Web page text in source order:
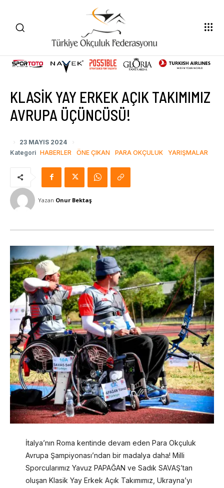
KLASİK YAY ERKEK AÇIK TAKIMIMIZ
AVRUPA ÜÇÜNCÜSÜ!
23 MAYIS 2024
Kategori HABERLER ÖNE ÇIKAN PARA OKÇULUK YARIŞMALAR
Yazan Onur Bektaş
İtalya’nın Roma kentinde devam eden Para Okçuluk
Avrupa Şampiyonası’ndan bir madalya daha! Milli
Sporcularımız Yavuz PAPAĞAN ve Sadık SAVAŞ’tan
oluşan Klasik Yay Erkek Açık Takımımız, Ukrayna’yı